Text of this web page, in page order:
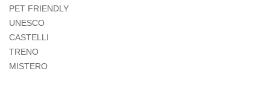
PET FRIENDLY
UNESCO
CASTELLI
TRENO
MISTERO